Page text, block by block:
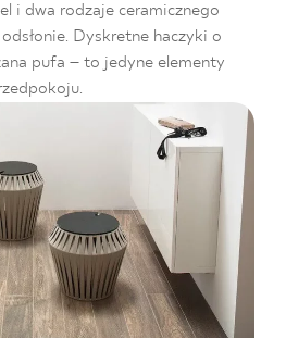
i dwa rodzaje ceramicznego
Dyskretne haczyki o
pufa – to jedyne elementy